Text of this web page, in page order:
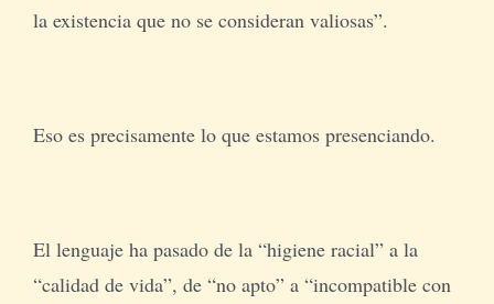
la existencia que no se consideran valiosas”.
Eso es precisamente lo que estamos presenciando.
El lenguaje ha pasado de la “higiene racial” a la
“calidad de vida”, de “no apto” a “incompatible con